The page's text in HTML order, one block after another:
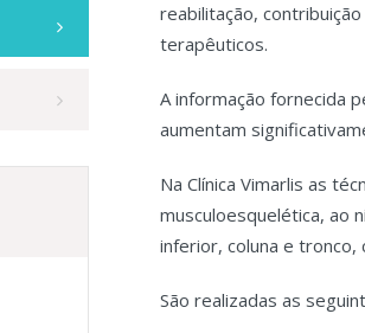
reabilitação,
terapêuticos.
A informação fornecida
aumentam
Na Clínica Vimarlis as
musculoesquelética, ao
inferior, coluna e tronco,
São realizadas as